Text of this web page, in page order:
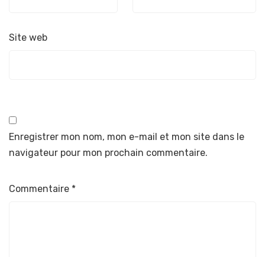
Site web
Enregistrer mon nom, mon e-mail et mon site dans le
navigateur pour mon prochain commentaire.
Commentaire *